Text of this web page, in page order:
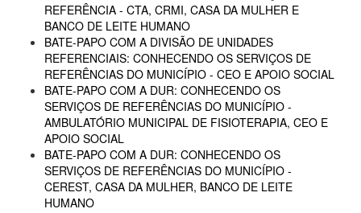
REFERÊNCIA - CTA, CRMI, CASA DA MULHER E
BANCO DE LEITE HUMANO
BATE-PAPO COM A DIVISÃO DE UNIDADES
REFERENCIAIS: CONHECENDO OS SERVIÇOS DE
REFERÊNCIAS DO MUNICÍPIO - CEO E APOIO SOCIAL
BATE-PAPO COM A DUR: CONHECENDO OS
SERVIÇOS DE REFERÊNCIAS DO MUNICÍPIO -
AMBULATÓRIO MUNICIPAL DE FISIOTERAPIA, CEO E
APOIO SOCIAL
BATE-PAPO COM A DUR: CONHECENDO OS
SERVIÇOS DE REFERÊNCIAS DO MUNICÍPIO -
CEREST, CASA DA MULHER, BANCO DE LEITE
HUMANO